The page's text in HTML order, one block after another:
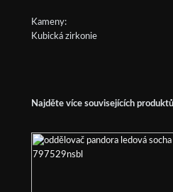
Kameny:
Kubická zirkonie
Najděte více souvisejících